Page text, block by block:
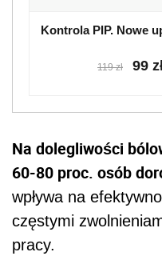
Kontrola PIP. Nowe
119 zł 99
Na dolegliwości
60-80 proc. osób
wpływa na
częstymi
pracy.